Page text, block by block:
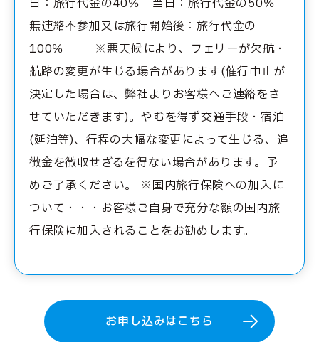
日：旅行代金の40％ 当日：旅行代金の50％
無連絡不参加又は旅行開始後：旅行代金の
100％ ※悪天候により、フェリーが欠航・
航路の変更が生じる場合があります(催行中止が
決定した場合は、弊社よりお客様へご連絡をさ
せていただきます)。やむを得ず交通手段・宿泊
(延泊等)、行程の大幅な変更によって生じる、追
徴金を徴収せざるを得ない場合があります。予
めご了承ください。 ※国内旅行保険への加入に
ついて・・・お客様ご自身で充分な額の国内旅
行保険に加入されることをお勧めします。
お申し込みはこちら